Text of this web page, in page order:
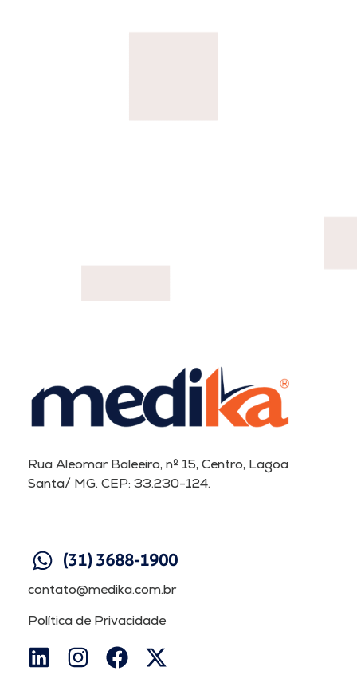
Rua Aleomar Baleeiro, nº 15, Centro, Lagoa
Santa/ MG. CEP: 33.230-124.
(31) 3688-1900
contato@medika.com.br
Política de Privacidade